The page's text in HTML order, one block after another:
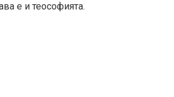
е и теософията.